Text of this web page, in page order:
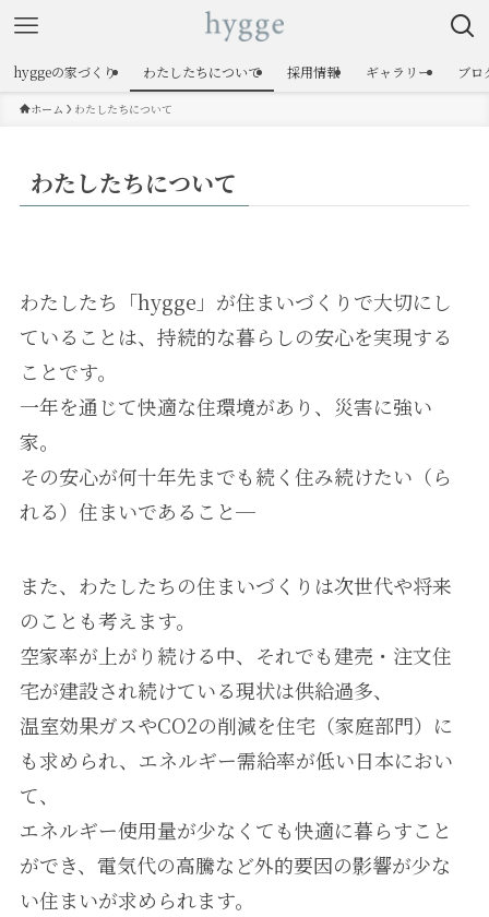
hyggeの家づくり わたしたちについて 採用情報 ギャラリー ブロ
ホーム わたしたちについて
わたしたちについて
わたしたち「hygge」が住まいづくりで大切にし
ていることは、持続的な暮らしの安心を実現する
ことです。
一年を通じて快適な住環境があり、災害に強い
家。
その安心が何十年先までも続く住み続けたい（ら
れる）住まいであること─
また、わたしたちの住まいづくりは次世代や将来
のことも考えます。
空家率が上がり続ける中、それでも建売・注文住
宅が建設され続けている現状は供給過多、
温室効果ガスやCO2の削減を住宅（家庭部門）に
も求められ、エネルギー需給率が低い日本におい
て、
エネルギー使用量が少なくても快適に暮らすこと
ができ、電気代の高騰など外的要因の影響が少な
い住まいが求められます。